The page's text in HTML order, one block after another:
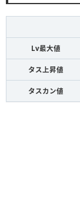
Lv最大値
タス上昇値
タスカン値